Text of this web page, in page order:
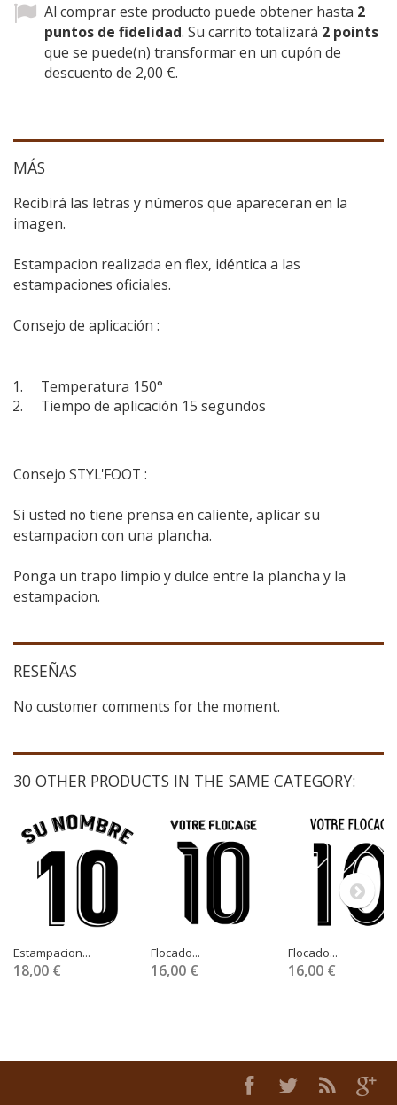
Al comprar este producto puede obtener hasta 2
puntos de fidelidad. Su carrito totalizará 2 points
que se puede(n) transformar en un cupón de
descuento de 2,00 €.
MÁS
Recibirá las letras y números que apareceran en la
imagen.
Estampacion realizada en flex, idéntica a las
estampaciones oficiales.
Consejo de aplicación :
Temperatura 150°
Tiempo de aplicación 15 segundos
Consejo STYL'FOOT :
Si usted no tiene prensa en caliente, aplicar su
estampacion con una plancha.
Ponga un trapo limpio y dulce entre la plancha y la
estampacion.
RESEÑAS
No customer comments for the moment.
30 OTHER PRODUCTS IN THE SAME CATEGORY:
Estampacion...
18,00 €
Flocado...
16,00 €
Flocado...
16,00 €